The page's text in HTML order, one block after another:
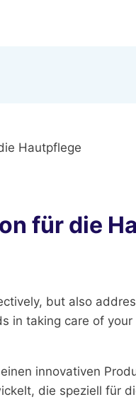
Hautpflege
für die
but also
in taking care of
innovativen
die speziell für